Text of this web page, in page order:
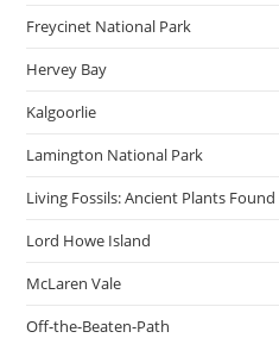
Freycinet National Park
Hervey Bay
Kalgoorlie
Lamington National Park
Living Fossils: Ancient Plants
Lord Howe Island
McLaren Vale
Off-the-Beaten-Path